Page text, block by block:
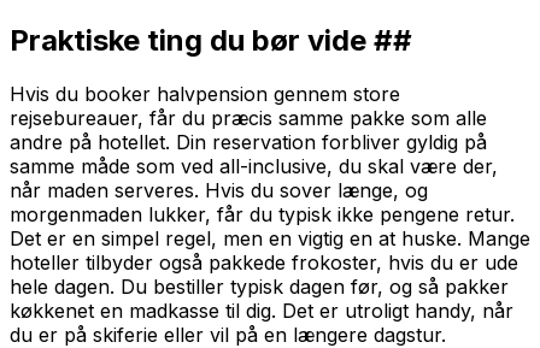
Praktiske ting du bør vide ##
Hvis du booker halvpension gennem store
rejsebureauer, får du præcis samme pakke som alle
andre på hotellet. Din reservation forbliver gyldig på
samme måde som ved all-inclusive, du skal være der,
når maden serveres. Hvis du sover længe, og
morgenmaden lukker, får du typisk ikke pengene retur.
Det er en simpel regel, men en vigtig en at huske. Mange
hoteller tilbyder også pakkede frokoster, hvis du er ude
hele dagen. Du bestiller typisk dagen før, og så pakker
køkkenet en madkasse til dig. Det er utroligt handy, når
du er på skiferie eller vil på en længere dagstur.